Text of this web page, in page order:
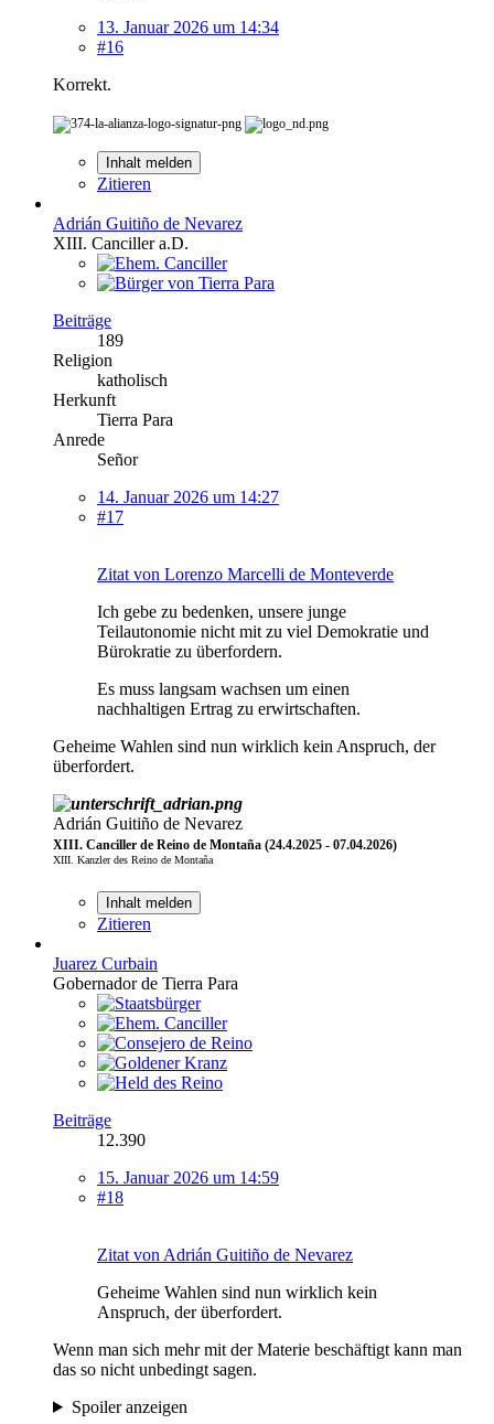
13. Januar 2026 um 14:34
#16
Korrekt.
Inhalt melden
Zitieren
Adrián Guitiño de Nevarez
XIII. Canciller a.D.
Beiträge
189
Religion
katholisch
Herkunft
Tierra Para
Anrede
Señor
14. Januar 2026 um 14:27
#17
Zitat von Lorenzo Marcelli de Monteverde
Ich gebe zu bedenken, unsere junge
Teilautonomie nicht mit zu viel Demokratie und
Bürokratie zu überfordern.
Es muss langsam wachsen um einen
nachhaltigen Ertrag zu erwirtschaften.
Geheime Wahlen sind nun wirklich kein Anspruch, der
überfordert.
Adrián Guitiño de Nevarez
XIII. Canciller de Reino de Montaña (24.4.2025 - 07.04.2026)
XIII. Kanzler des Reino de Montaña
Inhalt melden
Zitieren
Juarez Curbain
Gobernador de Tierra Para
Beiträge
12.390
15. Januar 2026 um 14:59
#18
Zitat von Adrián Guitiño de Nevarez
Geheime Wahlen sind nun wirklich kein
Anspruch, der überfordert.
Wenn man sich mehr mit der Materie beschäftigt kann man
das so nicht unbedingt sagen.
Spoiler anzeigen